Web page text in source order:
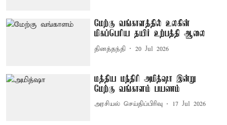
மேற்கு வங்காளத்தில் உலகின்
மிகப்பெரிய தயிர் உற்பத்தி ஆலை
தினத்தந்தி 20 Jul 2026
மத்திய மந்திரி அமித்ஷா இன்று
மேற்கு வங்காளம் பயணம்
அரசியல் செய்திப்பிரிவு 17 Jul 2026